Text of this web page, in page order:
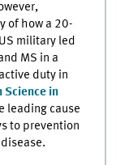
of how a 20-
military led
MS in a
duty in
Science in
leading cause
to prevention